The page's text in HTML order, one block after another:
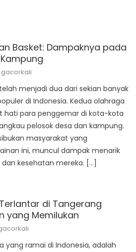
Basket: Dampaknya pada
Author
gacorkali
menjadi dua dari sekian banyak
di Indonesia. Kedua olahraga
hati para penggemar di kota-kota
pelosok desa dan kampung.
masyarakat yang
ini, muncul dampak menarik
kesehatan mereka. […]
di Tangerang
yang Memilukan
yang ramai di Indonesia, adalah